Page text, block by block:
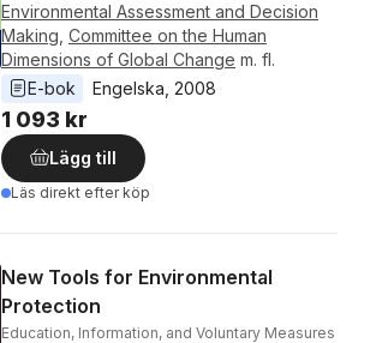
Environmental Assessment and Decision
Making Committee on the Human
Dimensions of Global Change m. fl.
E-bok
Engelska 2008
1 093 kr
Lägg till
Läs direkt efter köp
New Tools for Environmental
Protection
Education, Information, and Voluntary Measures